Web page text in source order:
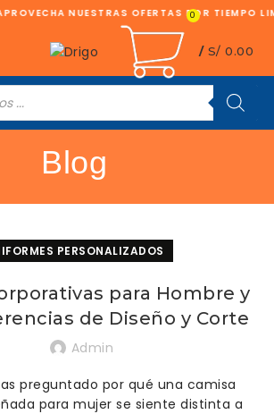
NUESTRAS OFERTAS POR TIEMPO
0
/ S/ 0.00
Blog
PERSONALIZADOS
para Hombre y
de Diseño y Corte
Admin
preguntado por qué una camisa
para mujer se siente distinta a